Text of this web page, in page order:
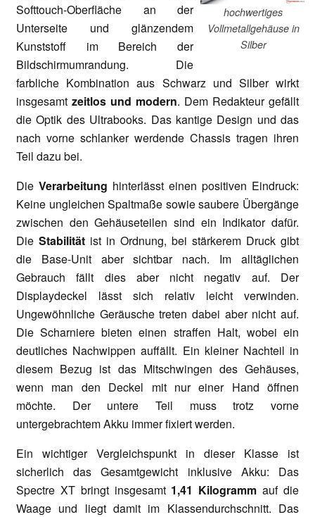
hochwertiges
Vollmetallgehäuse in
Silber
Softtouch-Oberfläche an der
Unterseite und glänzendem
Kunststoff im Bereich der
Bildschirmumrandung. Die
farbliche Kombination aus Schwarz und Silber wirkt
insgesamt zeitlos und modern. Dem Redakteur gefällt
die Optik des Ultrabooks. Das kantige Design und das
nach vorne schlanker werdende Chassis tragen ihren
Teil dazu bei.
Die Verarbeitung hinterlässt einen positiven Eindruck:
Keine ungleichen Spaltmaße sowie saubere Übergänge
zwischen den Gehäuseteilen sind ein Indikator dafür.
Die Stabilität ist in Ordnung, bei stärkerem Druck gibt
die Base-Unit aber sichtbar nach. Im alltäglichen
Gebrauch fällt dies aber nicht negativ auf. Der
Displaydeckel lässt sich relativ leicht verwinden.
Ungewöhnliche Geräusche treten dabei aber nicht auf.
Die Scharniere bieten einen straffen Halt, wobei ein
deutliches Nachwippen auffällt. Ein kleiner Nachteil in
diesem Bezug ist das Mitschwingen des Gehäuses,
wenn man den Deckel mit nur einer Hand öffnen
möchte. Der untere Teil muss trotz vorne
untergebrachtem Akku immer fixiert werden.
Ein wichtiger Vergleichspunkt in dieser Klasse ist
sicherlich das Gesamtgewicht inklusive Akku: Das
Spectre XT bringt insgesamt 1,41 Kilogramm auf die
Waage und liegt damit im Klassendurchschnitt. Das